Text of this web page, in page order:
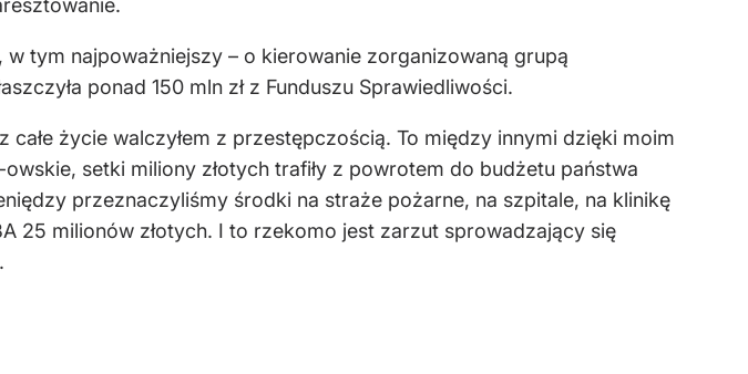
tym najpoważniejszy – o kierowanie zorganizowaną grupą
ponad 150 mln zł z Funduszu Sprawiedliwości.
całe życie walczyłem z przestępczością. To między innymi dzięki moim
setki miliony złotych trafiły z powrotem do budżetu państwa
przeznaczyliśmy środki na straże pożarne, na szpitale, na klinikę
25 milionów złotych. I to rzekomo jest zarzut sprowadzający się